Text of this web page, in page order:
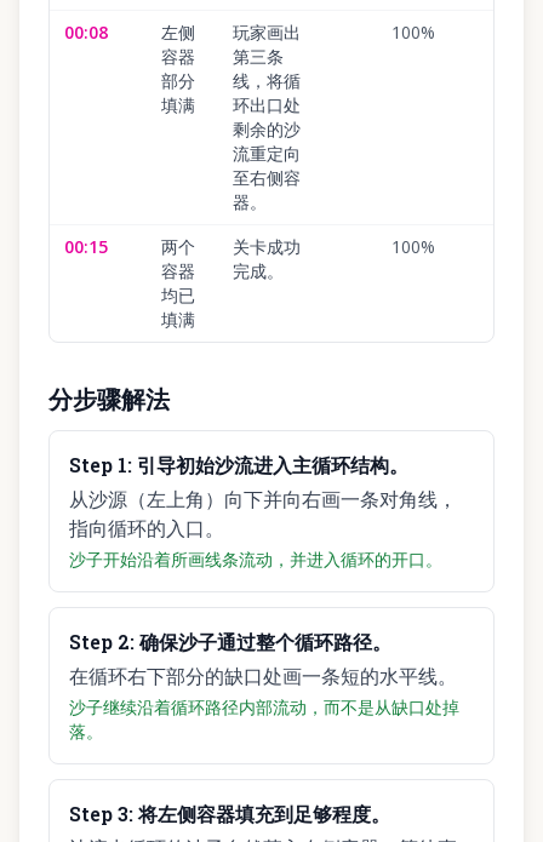
00:08
左侧
容器
部分
填满
玩家画出
第三条
线，将循
环出口处
剩余的沙
流重定向
至右侧容
器。
100%
00:15
两个
容器
均已
填满
关卡成功
完成。
100%
分步骤解法
Step 1: 引导初始沙流进入主循环结构。
从沙源（左上角）向下并向右画一条对角线，
指向循环的入口。
沙子开始沿着所画线条流动，并进入循环的开口。
Step 2:确保沙子通过整个循环路径。
在循环右下部分的缺口处画一条短的水平线。
沙子继续沿着循环路径内部流动，而不是从缺口处掉
落。
Step3:将左侧容器填充到足够程度。